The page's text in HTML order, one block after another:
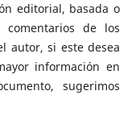
editorial, basada o
de los
autor, si este desea
información en
sugerimos